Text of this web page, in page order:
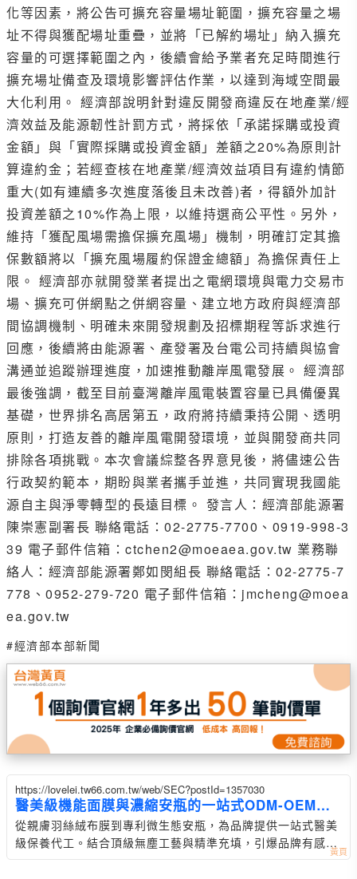
化等因素，將公告可擴充容量場址範圍，擴充容量之場
址不得與獲配場址重疊，並將「已解約場址」納入擴充
容量的可選擇範圍之內，後續會給予業者充足時間進行
擴充場址備查及環境影響評估作業，以達到海域空間最
大化利用。 經濟部說明針對違反開發商違反在地產業/經
濟效益及能源韌性計罰方式，將採依「承諾採購或投資
金額」與「實際採購或投資金額」差額之20%為原則計
算違約金；若經查核在地產業/經濟效益項目有違約情節
重大(如有連續多次進度落後且未改善)者，得額外加計
投資差額之10%作為上限，以維持選商公平性。另外，
維持「獲配風場需擔保擴充風場」機制，明確訂定其擔
保數額將以「擴充風場履約保證金總額」為擔保責任上
限。 經濟部亦就開發業者提出之電網環境與電力交易市
場、擴充可併網點之併網容量、建立地方政府與經濟部
間協調機制、明確未來開發規劃及招標期程等訴求進行
回應，後續將由能源署、產發署及台電公司持續與協會
溝通並追蹤辦理進度，加速推動離岸風電發展。 經濟部
最後強調，截至目前臺灣離岸風電裝置容量已具備優異
基礎，世界排名高居第五，政府將持續秉持公開、透明
原則，打造友善的離岸風電開發環境，並與開發商共同
排除各項挑戰。本次會議綜整各界意見後，將儘速公告
行政契約範本，期盼與業者攜手並進，共同實現我國能
源自主與淨零轉型的長遠目標。 發言人：經濟部能源署
陳崇憲副署長 聯絡電話：02-2775-7700、0919-998-3
39 電子郵件信箱：ctchen2@moeaea.gov.tw 業務聯
絡人：經濟部能源署鄭如閔組長 聯絡電話：02-2775-7
778、0952-279-720 電子郵件信箱：jmcheng@moea
ea.gov.tw
#經濟部本部新聞
https://lovelei.tw66.com.tw/web/SEC?postId=1357030
醫美級機能面膜與濃縮安瓶的一站式ODM-OEM研
發
從親膚羽絲絨布膜到專利微生態安瓶，為品牌提供一站式醫美
級保養代工。結合頂級無塵工藝與精準充填，引爆品牌有感護
膚口碑。